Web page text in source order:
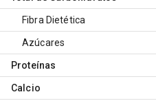
Fibra Dietética
Azúcares
Proteínas
Calcio